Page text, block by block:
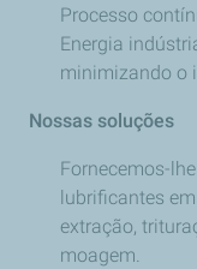
Processo
Energia
minimizando o
Nossas soluções
Fornecemos-
lubrificantes
extração,
moagem.